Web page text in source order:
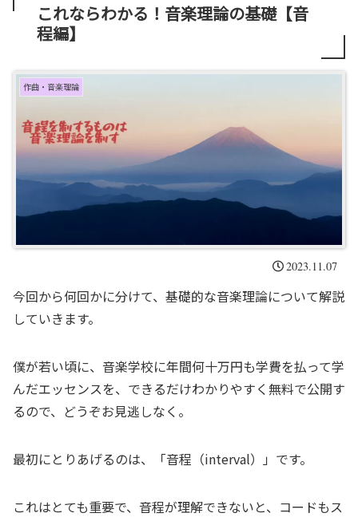
これならわかる！音楽理論の基礎【音
程編】
作曲・音楽理論
2023.11.07
今回から何回かに分けて、基礎的な音楽理論について解説
していきます。
僕が若い頃に、音楽学校に年間何十万円も学費を払って学
んだエッセンスを、できるだけわかりやすく無料で公開す
るので、どうぞお見逃しなく。
最初にとりあげるのは、「音程（interval）」です。
これはとても重要で、音程が理解できないと、コードもス